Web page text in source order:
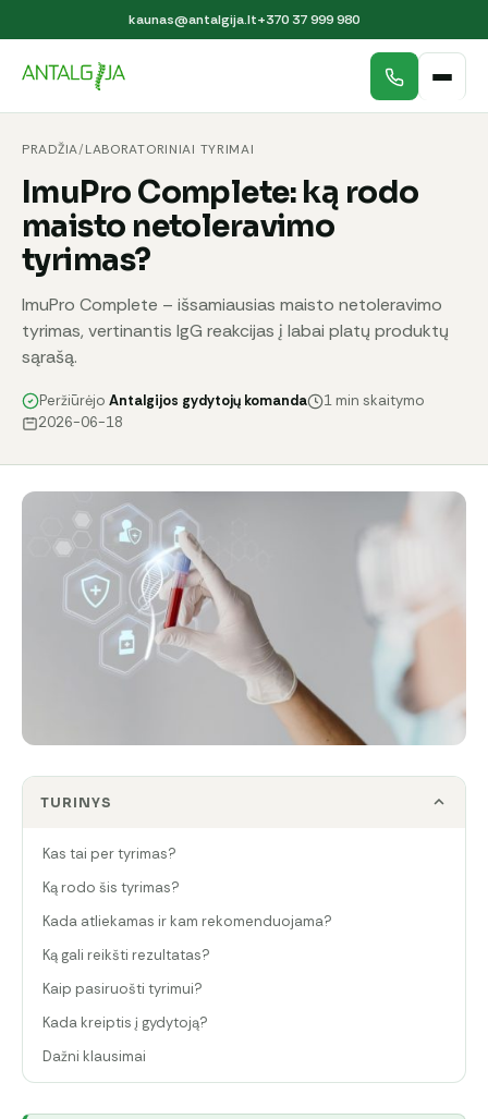
kaunas@antalgija.lt+370 37 999 980
PRADŽIA/LABORATORINIAI TYRIMAI
ImuPro Complete: ką rodo
maisto netoleravimo
tyrimas?
ImuPro Complete – išsamiausias maisto netoleravimo
tyrimas, vertinantis IgG reakcijas į labai platų produktų
sąrašą.
Peržiūrėjo Antalgijos gydytojų komanda
1 min skaitymo
2026-06-18
TURINYS
Kas tai per tyrimas?
Ką rodo šis tyrimas?
Kada atliekamas ir kam rekomenduojama?
Ką gali reikšti rezultatas?
Kaip pasiruošti tyrimui?
Kada kreiptis į gydytoją?
Dažni klausimai